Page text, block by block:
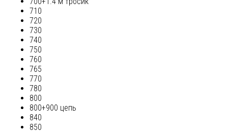
710
720
730
740
750
760
765
770
780
800
800+900 цепь
840
850